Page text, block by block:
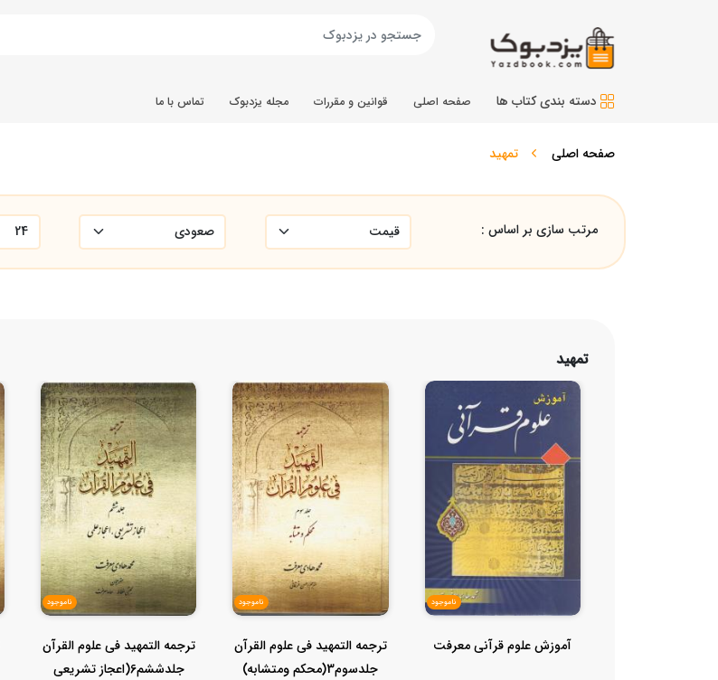
دسته بندی کتاب ها صفحه اصلی قوانین و مقررات مجله یزدبوک تماس با ما
صفحه اصلی تمهید
مرتب سازی بر اساس :
تمهید
ناموجود
آموزش علوم قرآنی معرفت
ناموجود
ترجمه التمهید فی علوم القرآن
جلدسوم3(محکم ومتشابه)
ناموجود
ترجمه التمهید فی علوم القرآن
جلدششم6(اعجاز تشریعی